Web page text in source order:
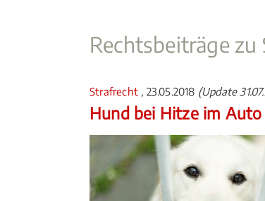
Rechtsbeiträge
Strafrecht , 23.05.2018 (Update
Hund bei Hitze im Auto